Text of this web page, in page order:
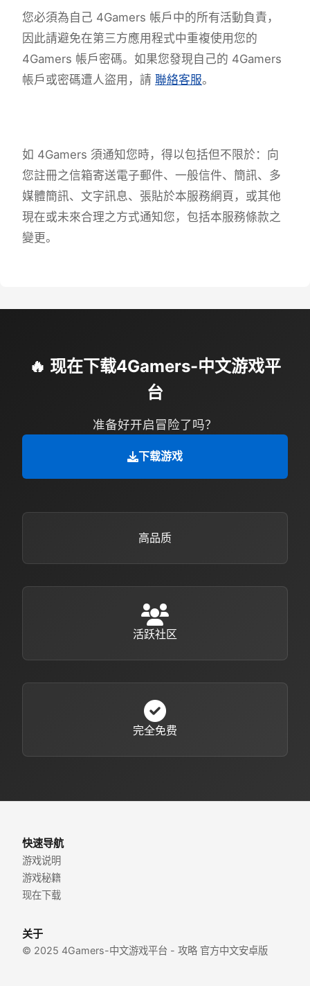
您必須為自己 4Gamers 帳戶中的所有活動負責，
因此請避免在第三方應用程式中重複使用您的
4Gamers 帳戶密碼。如果您發現自己的 4Gamers
帳戶或密碼遭人盜用，請 聯絡客服。
如 4Gamers 須通知您時，得以包括但不限於：向
您註冊之信箱寄送電子郵件、一般信件、簡訊、多
媒體簡訊、文字訊息、張貼於本服務網頁，或其他
現在或未來合理之方式通知您，包括本服務條款之
變更。
🔥 现在下载4Gamers-中文游戏平
台
准备好开启冒险了吗？
下载游戏
高品质
活跃社区
完全免费
快速导航
游戏说明
游戏秘籍
现在下载
关于
© 2025 4Gamers-中文游戏平台 - 攻略 官方中文安卓版